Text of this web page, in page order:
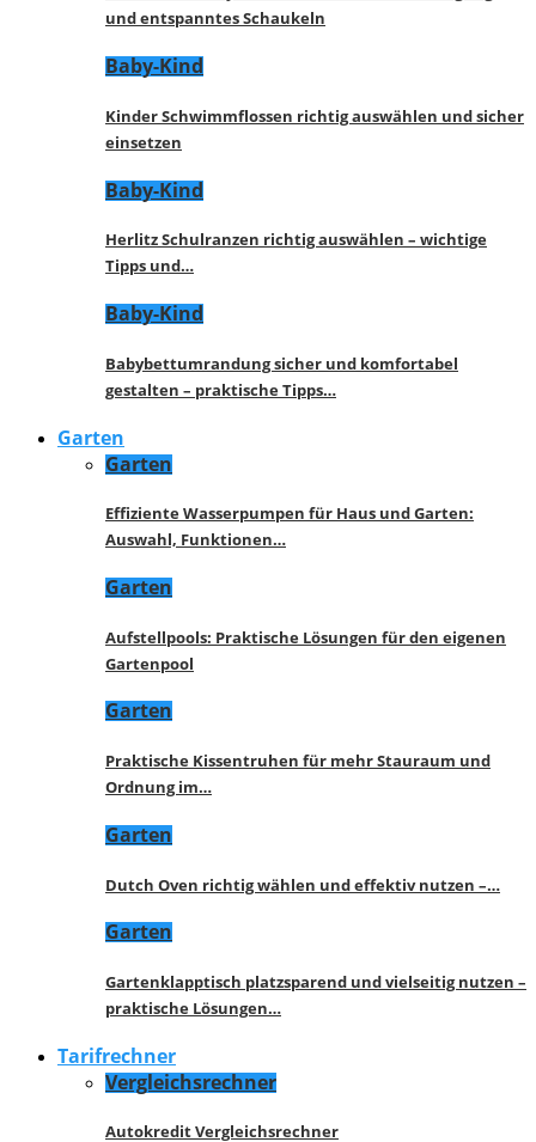
und entspanntes Schaukeln
Baby-Kind
Kinder Schwimmflossen richtig auswählen und sicher
einsetzen
Baby-Kind
Herlitz Schulranzen richtig auswählen – wichtige
Tipps und…
Baby-Kind
Babybettumrandung sicher und komfortabel
gestalten – praktische Tipps…
Garten
Garten
Effiziente Wasserpumpen für Haus und Garten:
Auswahl, Funktionen…
Garten
Aufstellpools: Praktische Lösungen für den eigenen
Gartenpool
Garten
Praktische Kissentruhen für mehr Stauraum und
Ordnung im…
Garten
Dutch Oven richtig wählen und effektiv nutzen –…
Garten
Gartenklapptisch platzsparend und vielseitig nutzen –
praktische Lösungen…
Tarifrechner
Vergleichsrechner
Autokredit Vergleichsrechner